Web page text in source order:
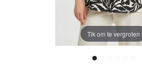
Tik om te vergroten